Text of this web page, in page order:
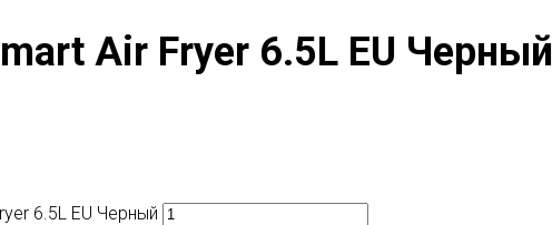
Air Fryer 6.5L EU Черный
6.5L EU Черный